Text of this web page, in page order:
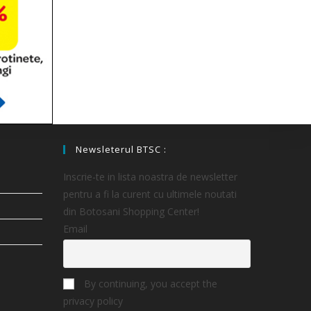
Newsleterul BTSC :
Inscrie-te in lista noastra de newsletter
pentru a fi la curent cu ultimele noutati
din Botosani Shopping Center!
Email
By continuing, you accept the
privacy policy